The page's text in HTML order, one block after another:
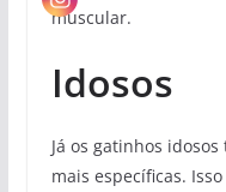
muscular.
Idosos
Já os gatinhos
mais específicas.